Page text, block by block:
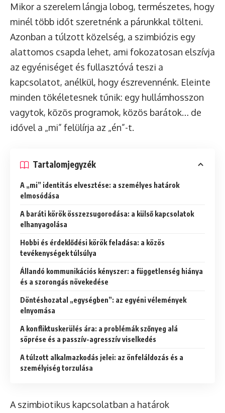
Mikor a szerelem lángja lobog, természetes, hogy
minél több időt szeretnénk a párunkkal tölteni.
Azonban a túlzott közelség, a szimbiózis egy
alattomos csapda lehet, ami fokozatosan elszívja
az egyéniséget és fullasztóvá teszi a
kapcsolatot, anélkül, hogy észrevennénk. Eleinte
minden tökéletesnek tűnik: egy hullámhosszon
vagytok, közös programok, közös barátok… de
idővel a „mi” felülírja az „én”-t.
Tartalomjegyzék
A „mi” identitás elvesztése: a személyes határok
elmosódása
A baráti körök összezsugorodása: a külső kapcsolatok
elhanyagolása
Hobbi és érdeklődési körök feladása: a közös
tevékenységek túlsúlya
Állandó kommunikációs kényszer: a függetlenség hiánya
és a szorongás növekedése
Döntéshozatal „egységben”: az egyéni vélemények
elnyomása
A konfliktuskerülés ára: a problémák szőnyeg alá
söprése és a passzív-agresszív viselkedés
A túlzott alkalmazkodás jelei: az önfeláldozás és a
személyiség torzulása
A szimbiotikus kapcsolatban a határok